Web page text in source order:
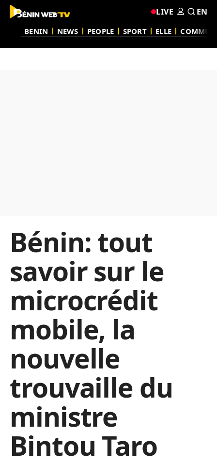
BENIN NEWS PEOPLE SPORT ELLE
LIVE EN
Bénin: tout
savoir sur le
microcrédit
mobile, la
nouvelle
trouvaille du
ministre
Bintou Taro